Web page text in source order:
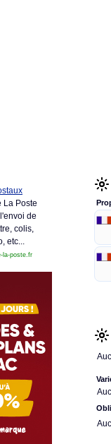
La Poste
de
colis,
etc...
la-poste.fr